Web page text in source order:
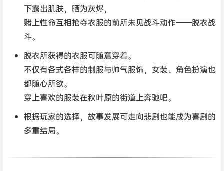
下露出肌肤，晒为灰烬，
赌上性命互相抢夺衣服的前所未见战斗动作——脱衣战
斗。
脱衣所获得的衣服可随意穿着。
不仅有各式各样的制服与帅气服饰，女装、角色扮演也
都随心所欲。
穿上喜欢的服装在秋叶原的街道上奔驰吧。
根据玩家的选择，故事发展可走向悲剧也能成为喜剧的
多重结局。